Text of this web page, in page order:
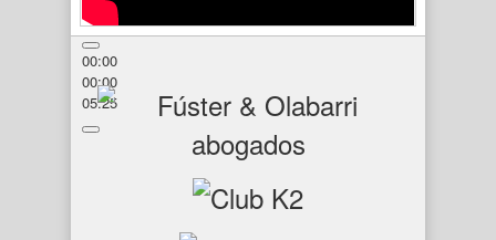
00:00
00:00
05:25